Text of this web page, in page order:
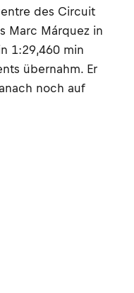
des Circuit
Marc Márquez in
1:29,460 min
übernahm. Er
noch auf